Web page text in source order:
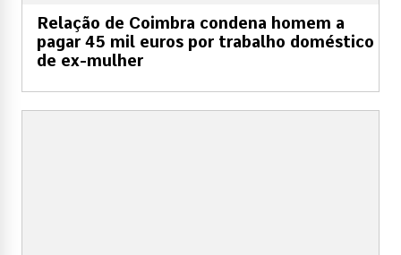
Relação de Coimbra condena homem a
pagar 45 mil euros por trabalho doméstico
de ex-mulher